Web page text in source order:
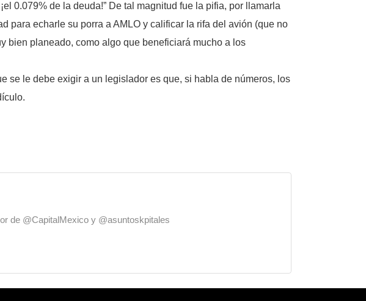
0.079% de la deuda!” De tal magnitud fue la pifia, por llamarla
para echarle su porra a AMLO y calificar la rifa del avión (que no
bien planeado, como algo que beneficiará mucho a los
se le debe exigir a un legislador es que, si habla de números, los
de @CapitalMexico y @asuntoskpitales